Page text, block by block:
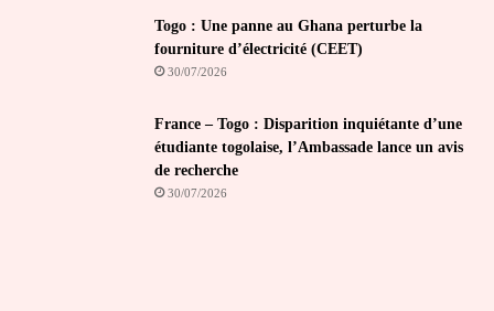
Togo : Une panne au Ghana perturbe la
fourniture d’électricité (CEET)
30/07/2026
France – Togo : Disparition inquiétante d’une
étudiante togolaise, l’Ambassade lance un avis
de recherche
30/07/2026